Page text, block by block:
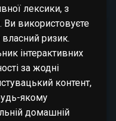
лексики, з
Ви використовуєте
власний ризик.
інтерактивних
за жодні
контент,
якому
домашній